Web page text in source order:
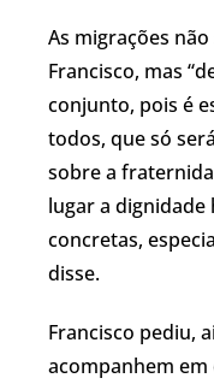
As migrações
Francisco, mas
conjunto, pois é
todos, que só
sobre a
lugar a dignidade
concretas,
disse.
Francisco pediu,
acompanhem em